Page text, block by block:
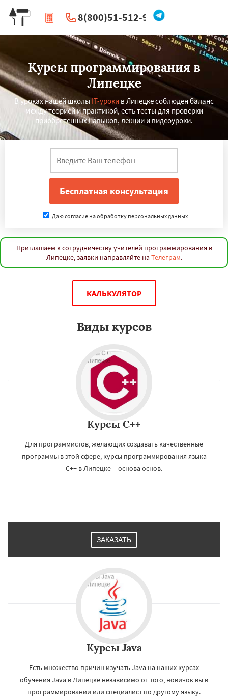
8(800)51-512-96
| Перезвоните мне
Курсы программирования в
Липецке
В уроках нашей школы IT-уроки в Липецке соблюден баланс
между теорией и практикой, есть тесты для проверки
приобретенных навыков, лекции и видеоуроки.
Даю согласие на обработку персональных данных
Приглашаем к сотрудничеству учителей программирования в
Липецке, заявки направляйте на Телеграм.
КАЛЬКУЛЯТОР
Виды курсов
Курсы C++
Для программистов, желающих создавать качественные
программы в этой сфере, курсы программирования языка
C++ в Липецке – основа основ.
ЗАКАЗАТЬ
Курсы Java
Есть множество причин изучать Java на наших курсах
обучения Java в Липецке независимо от того, новичок вы в
программировании или специалист по другому языку.